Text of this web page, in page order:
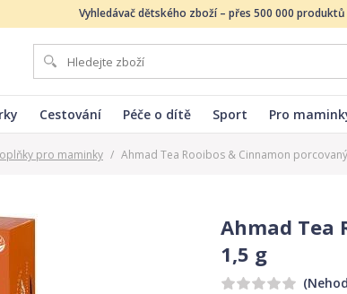
Vyhledávač dětského zboží – přes 500 000
Cestování Péče o dítě Sport Pro
pro maminky / Ahmad Tea Rooibos & Cinnamon
Ahmad Tea
1,5 g